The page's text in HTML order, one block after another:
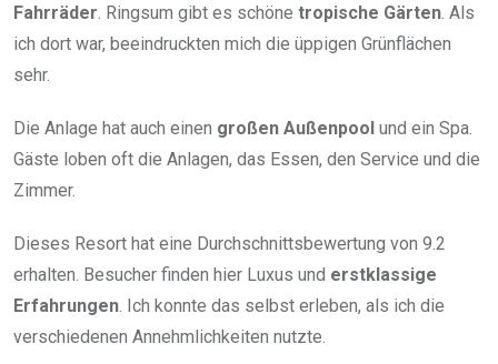
Fahrräder . Ringsum gibt es schöne tropische Gärten . Als
ich dort war, beeindruckten mich die üppigen Grünflächen
sehr.
Die Anlage hat auch einen großen Außenpool und ein Spa.
Gäste loben oft die Anlagen, das Essen, den Service und die
Zimmer.
Dieses Resort hat eine Durchschnittsbewertung von 9.2
erhalten. Besucher finden hier Luxus und erstklassige
Erfahrungen . Ich konnte das selbst erleben, als ich die
verschiedenen Annehmlichkeiten nutzte.